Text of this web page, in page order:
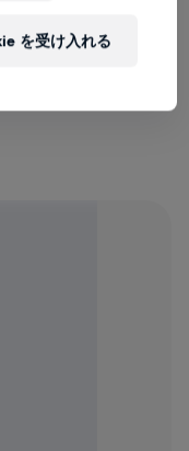
を受け入れる